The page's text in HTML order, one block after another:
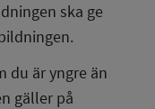
ska ge
du är yngre än
gäller på